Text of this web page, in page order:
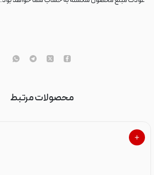
محصولات مرتبط